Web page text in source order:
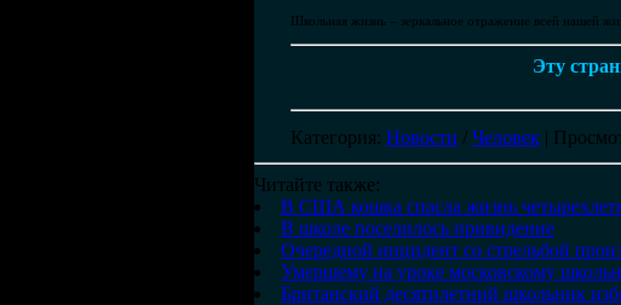
Школьная жизнь – зеркальное отражение всей нашей
Эту
Категория: Новости / Человек |
Читайте также:
В США кошка спасла жизнь
В школе поселилось привидение
Очередной инцидент со стрельбой
Умершему на уроке московскому
Британский десятилетний школьник